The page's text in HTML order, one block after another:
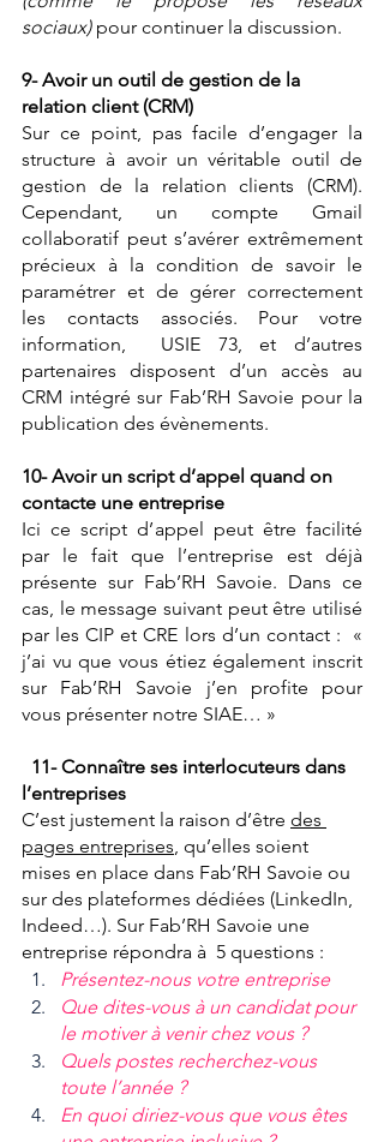
sociaux) pour continuer la discussion.
9- Avoir un outil de gestion de la
relation client (CRM)
Sur ce point, pas facile d’engager la
structure à avoir un véritable outil de
gestion de la relation clients (CRM).
Cependant, un compte Gmail
collaboratif peut s’avérer extrêmement
précieux à la condition de savoir le
paramétrer et de gérer correctement
les contacts associés. Pour votre
information,  USIE 73, et d’autres
partenaires disposent d’un accès au
CRM intégré sur Fab’RH Savoie pour la
publication des évènements.
10- Avoir un script d’appel quand on
contacte une entreprise
Ici ce script d’appel peut être facilité
par le fait que l’entreprise est déjà
présente sur Fab’RH Savoie. Dans ce
cas, le message suivant peut être utilisé
par les CIP et CRE lors d’un contact :  «
j’ai vu que vous étiez également inscrit
sur Fab’RH Savoie j’en profite pour
vous présenter notre SIAE… »
l’entreprises
C’est justement la raison d’être des
pages entreprises, qu’elles soient
mises en place dans Fab’RH Savoie ou
sur des plateformes dédiées (LinkedIn,
Indeed…). Sur Fab’RH Savoie une
entreprise répondra à  5 questions :
Présentez-nous votre entreprise
Que dites-vous à un candidat pour
le motiver à venir chez vous ?
Quels postes recherchez-vous
toute l’année ?
En quoi diriez-vous que vous êtes